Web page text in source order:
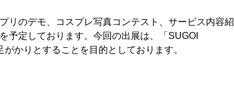
リのデモ、コスプレ写真コンテスト、サービス内容紹
予定しております。今回の出展は、「SUGOI
かりとすることを目的としております。